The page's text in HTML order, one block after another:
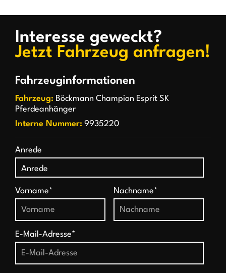
Interesse geweckt?
Jetzt Fahrzeug anfragen!
Fahrzeuginformationen
Fahrzeug: Böckmann Champion Esprit SK
Pferdeanhänger
Interne Nummer: 9935220
Anrede
Vorname* Nachname*
E-Mail-Adresse*